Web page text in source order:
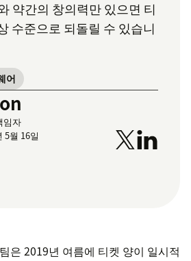
약간의 창의력만 있으면 티
수준으로 되돌릴 수 있습니
어
임자
5월 16일
은 2019년 여름에 티켓 양이 일시적